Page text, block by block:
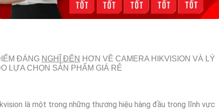
ĐÁNG NGHĨ ĐẾN HƠN VỀ CAMERA HIKVISION VÀ LÝ
LỰA CHỌN SẢN PHẨM GIÁ RẺ
là một trong những thương hiệu hàng đầu trong lĩnh vực